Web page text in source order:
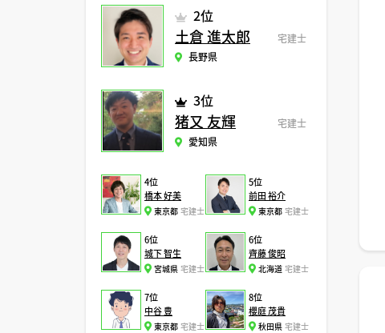
2位
土倉 進太郎
宅建士
長野県
3位
猪又 友輝
宅建士
愛知県
4位
橋本 好美
宅建士
東京都
5位
前田 裕介
宅建士
東京都
6位
城下 智生
宅建士
宮城県
6位
齊藤 俊昭
宅建士
北海道
7位
中谷 豊
宅建士
東京都
8位
櫻庭 茂貴
宅建士
秋田県